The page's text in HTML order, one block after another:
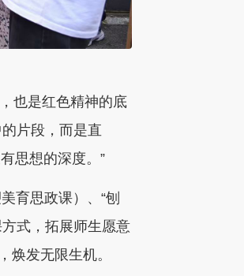
也是红色精神的底
片段，而是直
思想的深度。”
育思政课）、“刨
式，拓展师生愿意
焕发无限生机。